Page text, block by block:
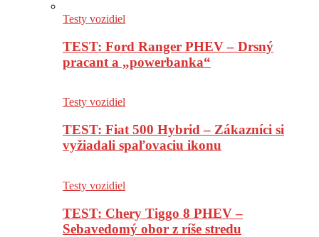
Testy vozidiel
TEST: Ford Ranger PHEV – Drsný
pracant a „powerbanka“
Testy vozidiel
TEST: Fiat 500 Hybrid – Zákazníci si
vyžiadali spaľovaciu ikonu
Testy vozidiel
TEST: Chery Tiggo 8 PHEV –
Sebavedomý obor z ríše stredu